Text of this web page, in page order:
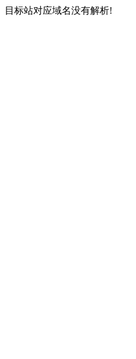
目标站对应域名没有解析!